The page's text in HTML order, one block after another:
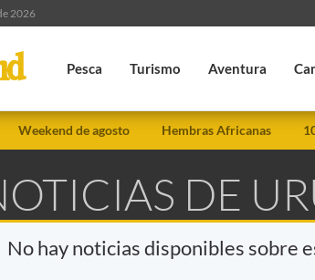
2026
Pesca Turismo Aventura
Weekend de agosto Hembras Africanas
DE
No hay noticias disponibles sobre